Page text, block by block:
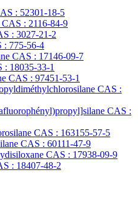
: 52301-18-5
: 2116-84-9
: 3027-21-2
: 775-56-4
CAS : 17146-09-7
: 18035-33-1
CAS : 97451-53-1
CAS :
CAS :
CAS : 163155-57-5
CAS : 60111-47-9
CAS : 17938-09-9
: 18407-48-2